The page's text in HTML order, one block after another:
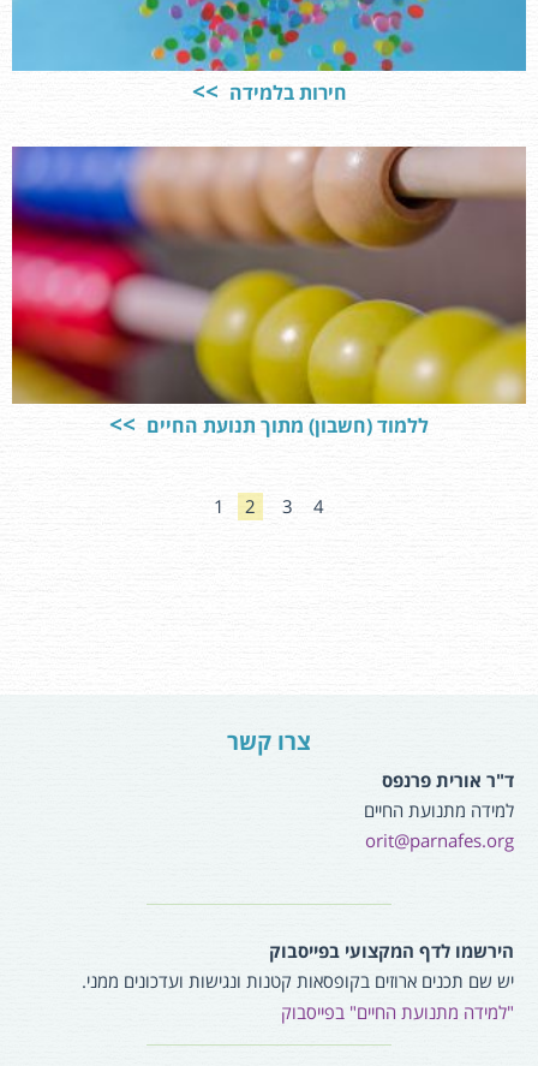
חירות בלמידה
ללמוד (חשבון) מתוך תנועת החיים
1 2 3 4
צרו קשר
ד"ר אורית פרנפס
למידה מתנועת החיים
orit@parnafes.org
הירשמו לדף המקצועי בפייסבוק
יש שם תכנים ארוזים בקופסאות קטנות ונגישות ועדכונים ממני.
"למידה מתנועת החיים" בפייסבוק